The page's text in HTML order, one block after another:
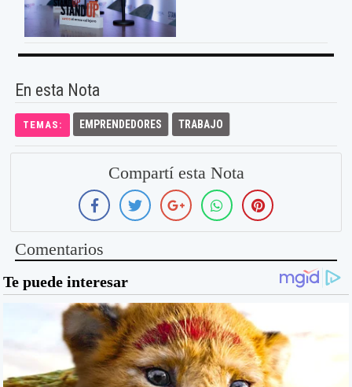
En esta Nota
TEMAS: EMPRENDEDORES TRABAJO
Compartí esta Nota
Comentarios